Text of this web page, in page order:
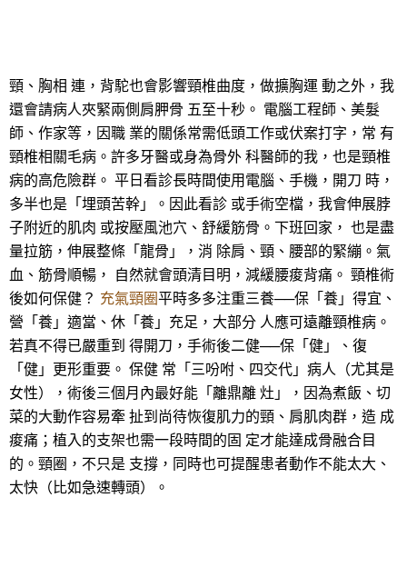
頸、胸相 連，背駝也會影響頸椎曲度，做擴胸運 動之外，我
還會請病人夾緊兩側肩胛骨 五至十秒。 電腦工程師、美髮
師、作家等，因職 業的關係常需低頭工作或伏案打字，常 有
頸椎相關毛病。許多牙醫或身為骨外 科醫師的我，也是頸椎
病的高危險群。 平日看診長時間使用電腦、手機，開刀 時，
多半也是「埋頭苦幹」。因此看診 或手術空檔，我會伸展脖
子附近的肌肉 或按壓風池穴、舒緩筋骨。下班回家， 也是盡
量拉筋，伸展整條「龍骨」，消 除肩、頸、腰部的緊繃。氣
血、筋骨順暢， 自然就會頭清目明，減緩腰痠背痛。 頸椎術
後如何保健？ 充氣頸圈平時多多注重三養──保「養」得宜、
營「養」適當、休「養」充足，大部分 人應可遠離頸椎病。
若真不得已嚴重到 得開刀，手術後二健──保「健」、復
「健」更形重要。 保健 常「三吩咐、四交代」病人（尤其是
女性），術後三個月內最好能「離鼎離 灶」，因為煮飯、切
菜的大動作容易牽 扯到尚待恢復肌力的頸、肩肌肉群，造 成
痠痛；植入的支架也需一段時間的固 定才能達成骨融合目
的。頸圈，不只是 支撐，同時也可提醒患者動作不能太大、
太快（比如急速轉頭）。